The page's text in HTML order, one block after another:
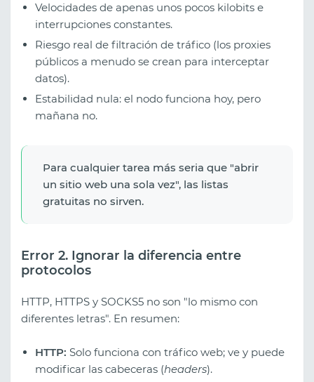
Velocidades de apenas unos pocos kilobits e
interrupciones constantes.
Riesgo real de filtración de tráfico (los proxies
públicos a menudo se crean para interceptar
datos).
Estabilidad nula: el nodo funciona hoy, pero
mañana no.
Para cualquier tarea más seria que "abrir
un sitio web una sola vez", las listas
gratuitas no sirven.
Error 2. Ignorar la diferencia entre
protocolos
HTTP, HTTPS y SOCKS5 no son "lo mismo con
diferentes letras". En resumen:
HTTP: Solo funciona con tráfico web; ve y puede
modificar las cabeceras (headers).